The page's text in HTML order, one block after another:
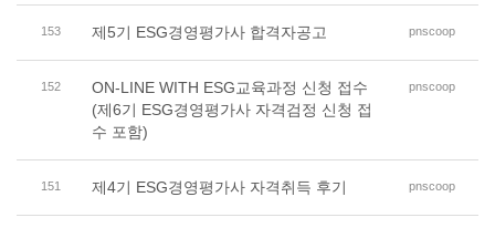
153 제5기 ESG경영평가사 합격자공고 pnscoop
152
ON-LINE WITH ESG교육과정 신청 접수
(제6기 ESG경영평가사 자격검정 신청 접
수 포함)
pnscoop
151 제4기 ESG경영평가사 자격취득 후기 pnscoop